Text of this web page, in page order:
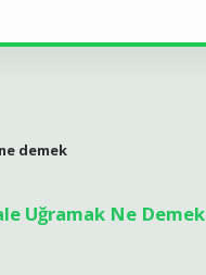
demek
Uğramak Ne Demek